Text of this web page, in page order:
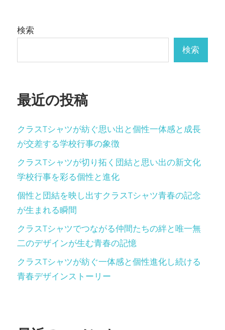
ー
ョ
検索
検索
最近の投稿
クラスTシャツが紡ぐ思い出と個性一体感と成長
が交差する学校行事の象徴
クラスTシャツが切り拓く団結と思い出の新文化
学校行事を彩る個性と進化
個性と団結を映し出すクラスTシャツ青春の記念
が生まれる瞬間
クラスTシャツでつながる仲間たちの絆と唯一無
二のデザインが生む青春の記憶
クラスTシャツが紡ぐ一体感と個性進化し続ける
青春デザインストーリー